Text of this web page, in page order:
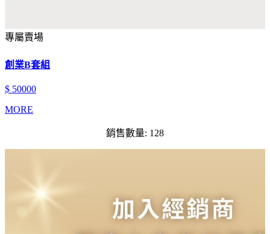
專屬賣場
創業B套組
$ 50000
MORE
銷售數量: 128